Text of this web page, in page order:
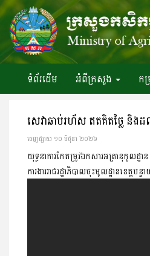
ទំព័រ​ដើម អំពី​ក្រសួង ក
សេវាឆាប់រហ័ស ឥតគិតថ្លៃ និង
ចេញ​ផ្សាយ​ ១០ មិថុនា ២០២៦
យុទ្ធនាការកែតម្រូវឯកសារអត្រានុកូលដ្
ការងាររាជរដ្ឋាភិបាលចុះមូលដ្ឋានខេ